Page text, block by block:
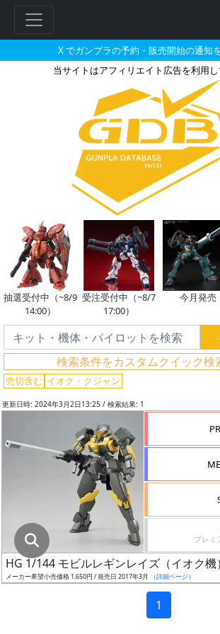
X でガンプラの予約・販売開始の通知
当サイトはアフィリエイト広告を利用し
イオク・クジャンが搭
抽選受付中（~8/9
14:00）
受注受付中（~8/7
17:00）
今月発売
検索条件をカスタムクイック検
売切含む イオク・クジャン
索
グ
レ
ド
ス
成
形
色
更新日時: 2024年3月2日13:25 / 検索結果: 1
HG 1/144 モビルレギンレイズ（イオク機）
メーカー希望小売価格 1,650円 / 発売日 2017年3月 （詳細ページ）
1